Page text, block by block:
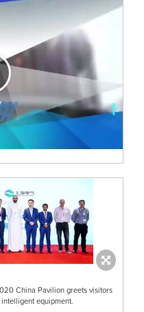
China Pavilion greets visitors
equipment.